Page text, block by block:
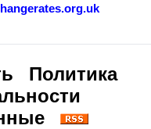
Политика